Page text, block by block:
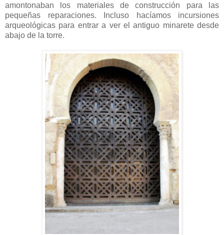
amontonaban los materiales de construcción para las
pequeñas reparaciones. Incluso hacíamos incursiones
arqueológicas para entrar a ver el antiguo minarete desde
abajo de la torre.